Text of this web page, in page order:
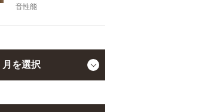
音性能
月を選択